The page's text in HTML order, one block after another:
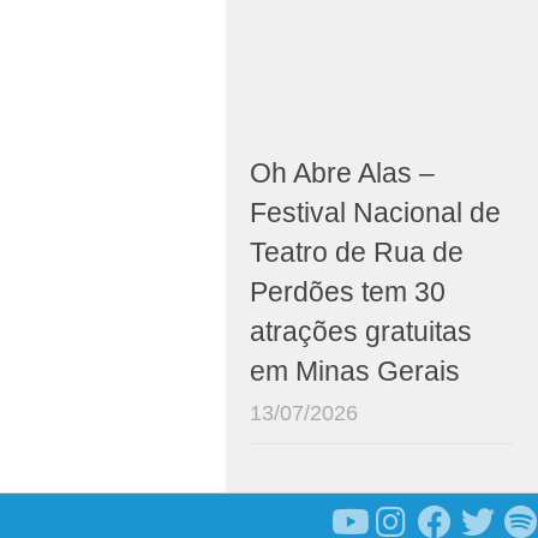
Oh Abre Alas –
Festival Nacional de
Teatro de Rua de
Perdões tem 30
atrações gratuitas
em Minas Gerais
13/07/2026